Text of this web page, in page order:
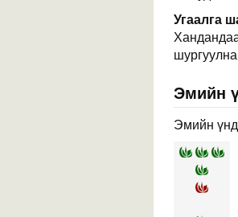
Угаалга
Эмийн
Эмийн